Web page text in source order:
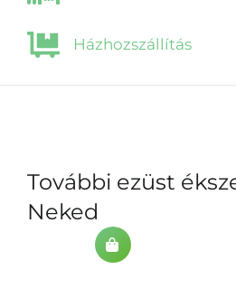
Házhozszállítás
További ezüst
Neked